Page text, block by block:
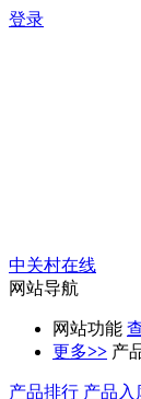
登录
中关村在线
网站导航
网站功能
更多>> 产
产品排行 产品入